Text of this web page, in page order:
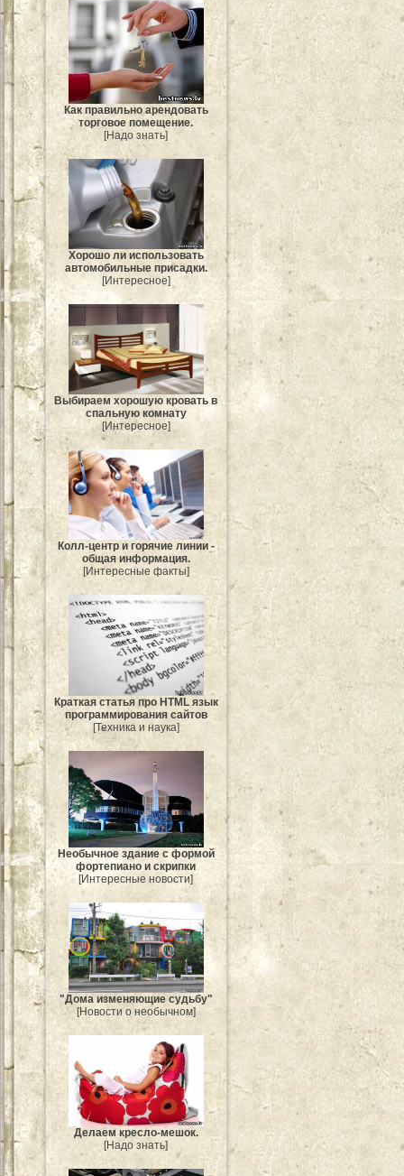
Как правильно арендовать
торговое помещение.
[Надо знать]
Хорошо ли использовать
автомобильные присадки.
[Интересное]
Выбираем хорошую кровать в
спальную комнату
[Интересное]
Колл-центр и горячие линии -
общая информация.
[Интересные факты]
Краткая статья про HTML язык
программирования сайтов
[Техника и наука]
Необычное здание с формой
фортепиано и скрипки
[Интересные новости]
"Дома изменяющие судьбу"
[Новости о необычном]
Делаем кресло-мешок.
[Надо знать]